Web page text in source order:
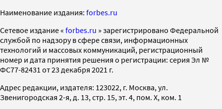
Наименование издания: forbes.ru
Cетевое издание « forbes.ru » зарегистрировано Федеральной
службой по надзору в сфере связи, информационных
технологий и массовых коммуникаций, регистрационный
номер и дата принятия решения о регистрации: серия Эл №
ФС77-82431 от 23 декабря 2021 г.
Адрес редакции, издателя: 123022, г. Москва, ул.
Звенигородская 2-я, д. 13, стр. 15, эт. 4, пом. X, ком. 1